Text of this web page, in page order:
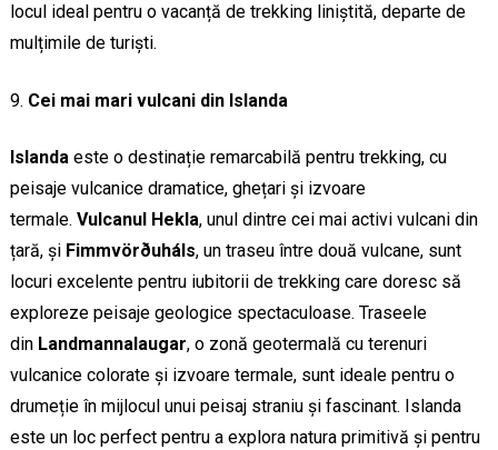
locul ideal pentru o vacanță de trekking liniștită, departe de
mulțimile de turiști.
Cei mai mari vulcani din Islanda
Islandaeste o destinație remarcabilă pentru trekking, cu
peisaje vulcanice dramatice, ghețari și izvoare
termale. Vulcanul Hekla, unul dintre cei mai activi vulcani din
țară, și Fimmvörðuháls, un traseu între două vulcane, sunt
locuri excelente pentru iubitorii de trekking care doresc să
exploreze peisaje geologice spectaculoase. Traseele
din Landmannalaugar, o zonă geotermală cu terenuri
vulcanice colorate și izvoare termale, sunt ideale pentru o
drumeție în mijlocul unui peisaj straniu și fascinant. Islanda
este un loc perfect pentru a explora natura primitivă și pentru